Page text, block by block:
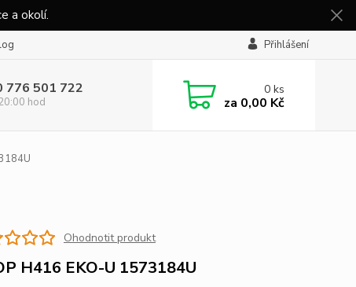
a okolí.
Přihlášení
776 501 722
hod
0ks
za 0,00 Kč
Ohodnotit produkt
H416 EKO-U 1573184U